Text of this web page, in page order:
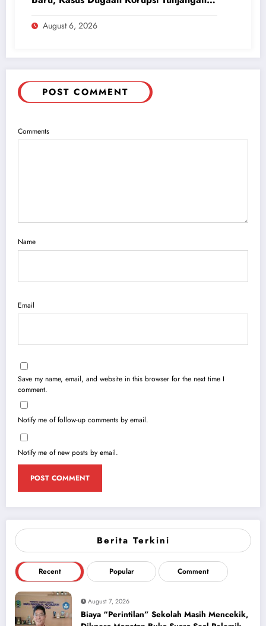
Berita Terkini
Recent Popular Comment
August 7, 2026
Biaya “Perintilan” Sekolah Masih Mencekik,
Perumahan DPRD 2023-2026
August 6, 2026
POST COMMENT
Comments
Name
Email
Save my name, email, and website in this browser for the next time I
comment.
Notify me of follow-up comments by email.
Notify me of new posts by email.